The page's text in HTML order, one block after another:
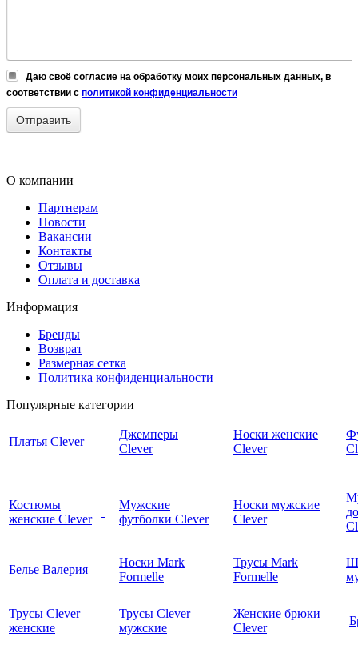
Даю своё согласие на обработку моих персональных данных, в
соответствии с политикой конфиденциальности
О компании
Партнерам
Новости
Вакансии
Контакты
Отзывы
Оплата и доставка
Информация
Бренды
Возврат
Размерная сетка
Политика конфиденциальности
Популярные категории
Платья Clever
Джемперы
Clever
Носки женские
Clever
Костюмы
женские Clever
Мужские
футболки Clever
Носки мужские
Clever
Белье Валерия
Носки Mark
Formelle
Трусы Mark
Formelle
Трусы Clever
женские
Трусы Clever
мужские
Женские брюки
Clever